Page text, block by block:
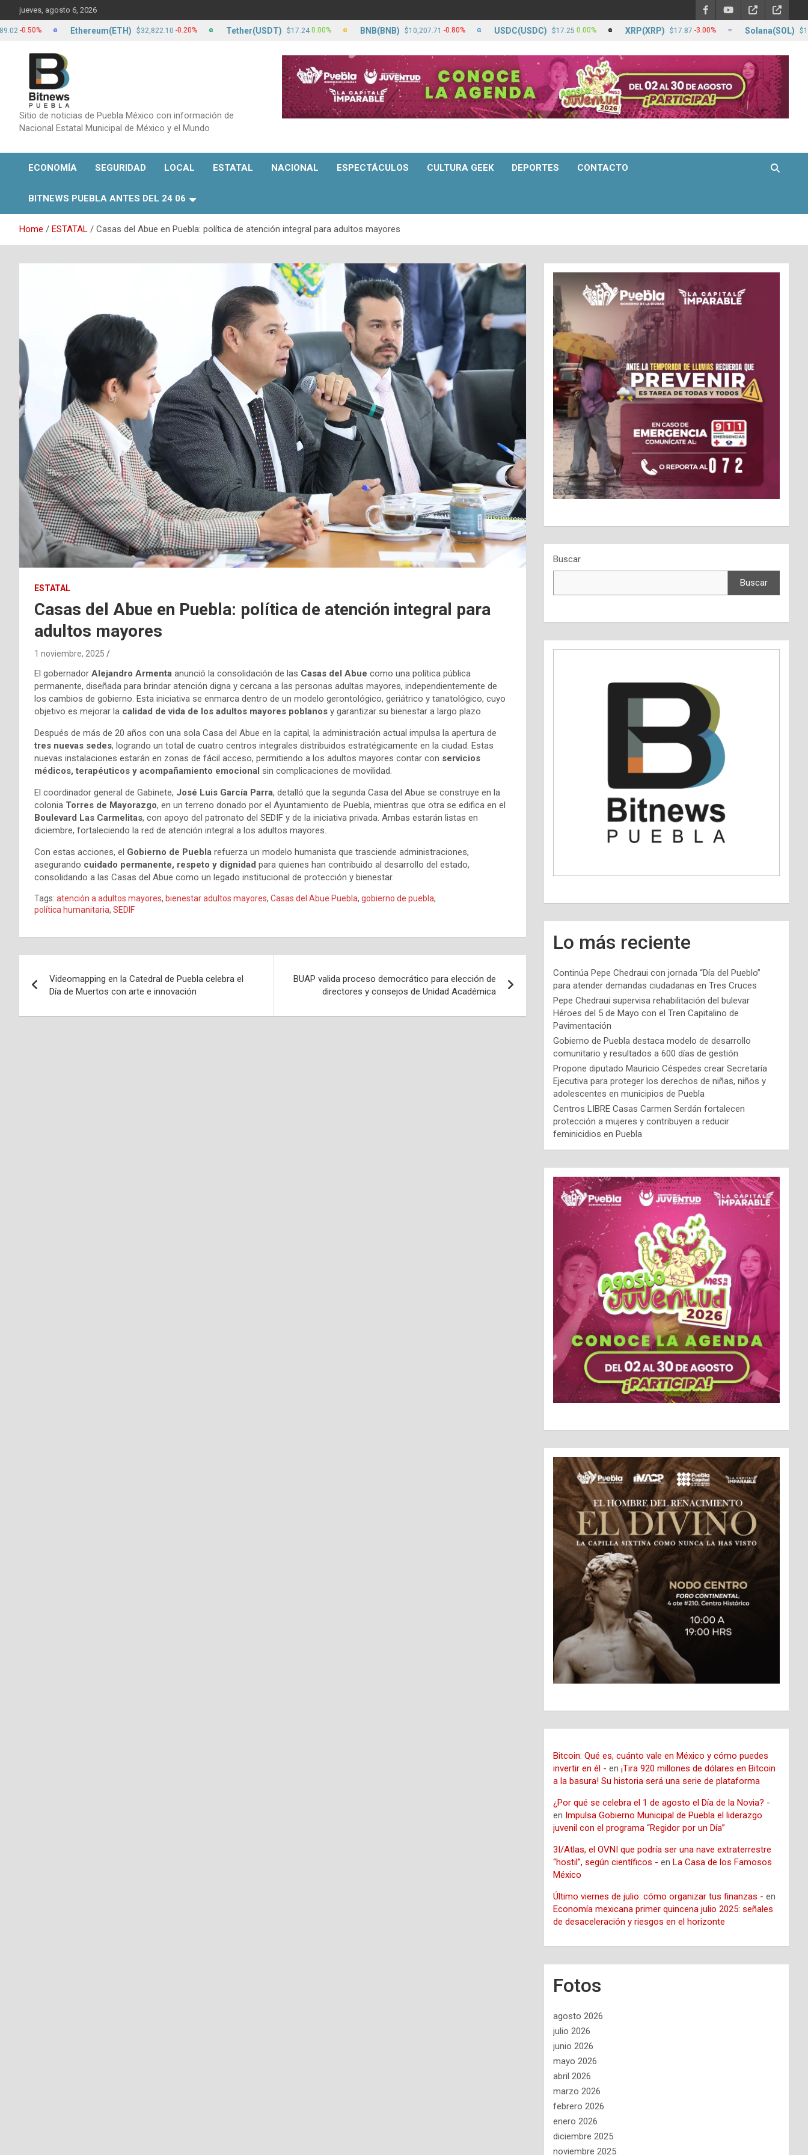
to
content
jueves, agosto 6, 2026
Sitio de noticias de Puebla México con información de
Nacional Estatal Municipal de México y el Mundo
ECONOMÍA SEGURIDAD LOCAL ESTATAL NACIONAL ESPECTÁCULOS CULTURA GEEK DEPORTES CONTACTO
BITNEWS PUEBLA ANTES DEL 24 06
Home ESTATAL Casas del Abue en Puebla: política de atención integral para adultos mayores
ESTATAL
Casas del Abue en Puebla: política de atención integral para
adultos mayores
1 noviembre, 2025
El gobernador Alejandro Armenta anunció la consolidación de las Casas del Abue como una política pública
permanente, diseñada para brindar atención digna y cercana a las personas adultas mayores, independientemente de
los cambios de gobierno. Esta iniciativa se enmarca dentro de un modelo gerontológico, geriátrico y tanatológico, cuyo
objetivo es mejorar la calidad de vida de los adultos mayores poblanos y garantizar su bienestar a largo plazo.
Después de más de 20 años con una sola Casa del Abue en la capital, la administración actual impulsa la apertura de
tres nuevas sedes, logrando un total de cuatro centros integrales distribuidos estratégicamente en la ciudad. Estas
nuevas instalaciones estarán en zonas de fácil acceso, permitiendo a los adultos mayores contar con servicios
médicos, terapéuticos y acompañamiento emocional sin complicaciones de movilidad.
El coordinador general de Gabinete, José Luis García Parra, detalló que la segunda Casa del Abue se construye en la
colonia Torres de Mayorazgo, en un terreno donado por el Ayuntamiento de Puebla, mientras que otra se edifica en el
Boulevard Las Carmelitas, con apoyo del patronato del SEDIF y de la iniciativa privada. Ambas estarán listas en
diciembre, fortaleciendo la red de atención integral a los adultos mayores.
Con estas acciones, el Gobierno de Puebla refuerza un modelo humanista que trasciende administraciones,
asegurando cuidado permanente, respeto y dignidad para quienes han contribuido al desarrollo del estado,
consolidando a las Casas del Abue como un legado institucional de protección y bienestar.
Tags: atención a adultos mayores, bienestar adultos mayores, Casas del Abue Puebla, gobierno de puebla,
política humanitaria, SEDIF
de
entradas
Videomapping en la Catedral de Puebla celebra el
Día de Muertos con arte e innovación
BUAP valida proceso democrático para elección de
directores y consejos de Unidad Académica
Buscar
Buscar
Lo más reciente
Continúa Pepe Chedraui con jornada “Día del Pueblo”
para atender demandas ciudadanas en Tres Cruces
Pepe Chedraui supervisa rehabilitación del bulevar
Héroes del 5 de Mayo con el Tren Capitalino de
Pavimentación
Gobierno de Puebla destaca modelo de desarrollo
comunitario y resultados a 600 días de gestión
Propone diputado Mauricio Céspedes crear Secretaría
Ejecutiva para proteger los derechos de niñas, niños y
adolescentes en municipios de Puebla
Centros LIBRE Casas Carmen Serdán fortalecen
protección a mujeres y contribuyen a reducir
feminicidios en Puebla
Bitcoin: Qué es, cuánto vale en México y cómo puedes
invertir en él - en¡Tira 920 millones de dólares en Bitcoin
a la basura! Su historia será una serie de plataforma
¿Por qué se celebra el 1 de agosto el Día de la Novia? -
en Impulsa Gobierno Municipal de Puebla el liderazgo
juvenil con el programa “Regidor por un Día”
3I/Atlas, el OVNI que podría ser una nave extraterrestre
“hostil”, según científicos - enLa Casa de los Famosos
México
Último viernes de julio: cómo organizar tus finanzas - en
Economía mexicana primer quincena julio 2025: señales
de desaceleración y riesgos en el horizonte
Fotos
agosto 2026
julio 2026
junio 2026
mayo 2026
abril 2026
marzo 2026
febrero 2026
enero 2026
diciembre 2025
noviembre 2025
Ethereum(ETH) $32,822.10 -0.20% Tether(USDT) $17.24 0.00% BNB(BNB) $10,207.71 -0.80% USDC(USDC) $17.25 0.00% XRP(XRP) $17.87 -3.00% Solana(SOL) $1,253.47